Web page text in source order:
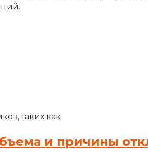
таких как
и причины